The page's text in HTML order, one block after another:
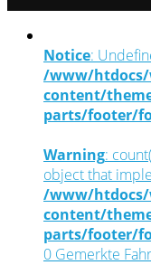
Notice:
/www/htdocs/
content/
parts/footer/
Warning:
object that
/www/htdocs/
content/
parts/footer/
0 Gemerkte